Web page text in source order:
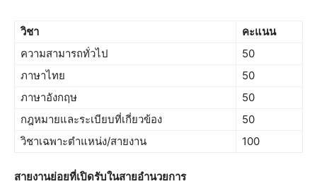
วิชา
คะแนน
ความสามารถทั่วไป
50
ภาษาไทย
50
ภาษาอังกฤษ
50
กฎหมายและระเบียบที่เกี่ยวข้อง
50
วิชาเฉพาะตำแหน่ง/สายงาน
100
สายงานย่อยที่เปิดรับในสายอำนวยการ